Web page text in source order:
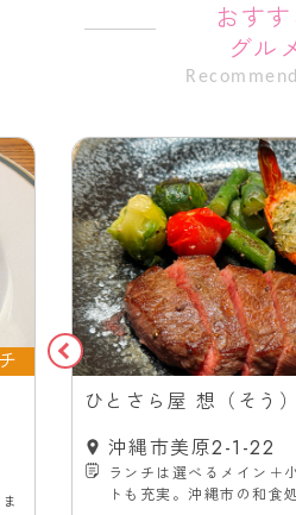
おすす
グルメ
ひとさら屋 想（そう）
沖縄市美原2-1-22
ランチは選べるメイン＋
トも充実。沖縄市の和食